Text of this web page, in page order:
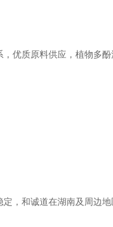
，优质原料供应，植物多
定，和诚道在湖南及周边